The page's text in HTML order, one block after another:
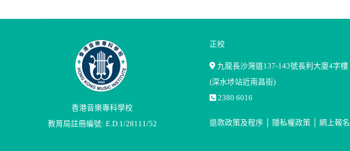
香港音樂專科學校
教育局註冊編號: E.D.1/28111/52
正校
九龍長沙灣道137-143號長利大廈4字樓
(深水埗站近南昌街)
2380 6016
退款政策及程序│ 隱私權政策 網上報名